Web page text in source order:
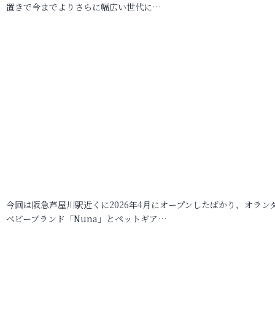
置きで今までよりさらに幅広い世代に…
今回は阪急芦屋川駅近くに2026年4月にオープンしたばかり、オラン
ベビーブランド「Nuna」とペットギア…